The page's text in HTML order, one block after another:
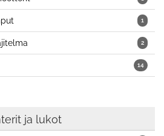
1
2
14
ja lukot